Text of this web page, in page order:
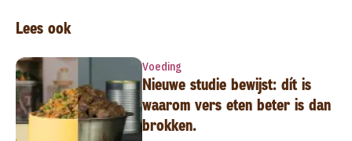
Lees ook
Voeding
Nieuwe studie bewijst: dít is
waarom vers eten beter is dan
brokken.